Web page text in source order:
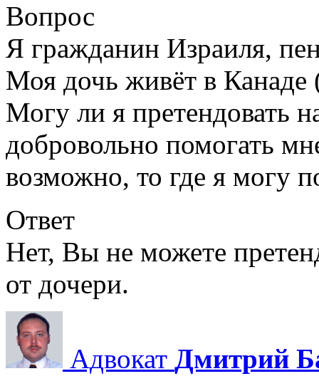
Вопрос
Я гражданин Израиля,
Моя дочь живёт в
Могу ли я претендовать
добровольно помогать
возможно, то где я могу
Ответ
Нет, Вы не можете
от дочери.
Адвокат Дмитрий